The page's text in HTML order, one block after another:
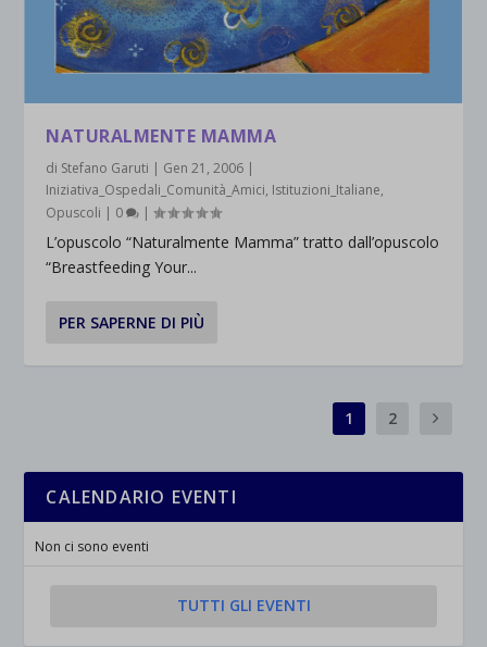
NATURALMENTE MAMMA
di Stefano Garuti | Gen 21, 2006 |
Iniziativa_Ospedali_Comunità_Amici, Istituzioni_Italiane,
Opuscoli | 0 |
L’opuscolo “Naturalmente Mamma” tratto dall’opuscolo
“Breastfeeding Your...
PER SAPERNE DI PIÙ
1 2
CALENDARIO EVENTI
Non ci sono eventi
TUTTI GLI EVENTI